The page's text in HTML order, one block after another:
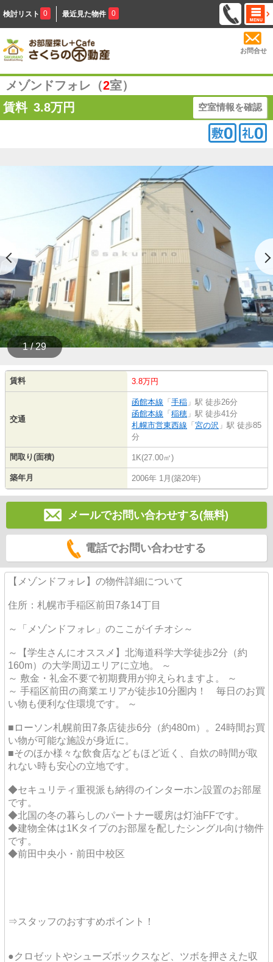
検討リスト 0 最近見た物件 0
お問合せ
メゾンドフォレ（2室）
賃料 3.8万円 空室情報を確認
1 / 29
賃料 3.8万円
交通
函館本線 「手稲 」駅 徒歩26分
函館本線 「稲穂 」駅 徒歩41分
札幌市営東西線 「宮の沢 」駅 徒歩85
分
間取り(面積) 1K(27.00㎡)
築年月 2006年 1月(築20年)
メールでお問い合わせする(無料)
電話でお問い合わせする
【メゾンドフォレ】の物件詳細について
住所：札幌市手稲区前田7条14丁目
～「メゾンドフォレ」のここがイチオシ～
～【学生さんにオススメ】北海道科学大学徒歩2分（約
160m）の大学周辺エリアに立地。 ～
～ 敷金・礼金不要で初期費用が抑えられますよ。 ～
～ 手稲区前田の商業エリアが徒歩10分圏内！ 毎日のお買
い物も便利な住環境です。 ～
■ローソン札幌前田7条店徒歩6分（約480m）。24時間お買
い物が可能な施設が身近に。
■そのほか様々な飲食店などもほど近く、自炊の時間が取
れない時も安心の立地です。
◆セキュリティ重視派も納得のインターホン設置のお部屋
です。
◆北国の冬の暮らしのパートナー暖房は灯油FFです。
◆建物全体は1Kタイプのお部屋を配したシングル向け物件
です。
◆前田中央小・前田中校区
⇒スタッフのおすすめポイント！
●クロゼットやシューズボックスなど、ツボを押さえた収